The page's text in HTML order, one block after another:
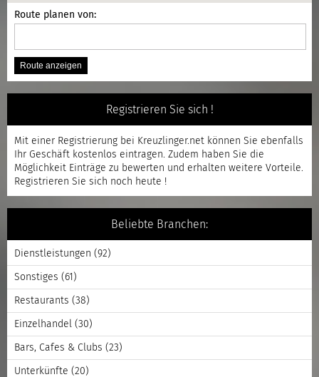
Route planen von:
Registrieren Sie sich !
Mit einer Registrierung bei Kreuzlinger.net können Sie ebenfalls
Ihr Geschäft kostenlos eintragen. Zudem haben Sie die
Möglichkeit Einträge zu bewerten und erhalten weitere Vorteile.
Registrieren Sie sich noch heute !
Beliebte Branchen:
Dienstleistungen (92)
Sonstiges (61)
Restaurants (38)
Einzelhandel (30)
Bars, Cafes & Clubs (23)
Unterkünfte (20)